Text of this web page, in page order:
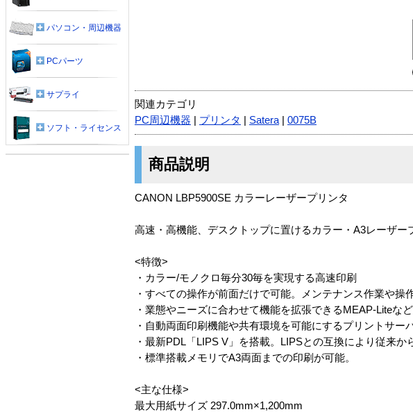
関連カテゴリ
PC周辺機器
プリンタ Satera 0075B
商品説明
CANON LBP5900SE カラーレーザープリンタ
高速・高機能、デスクトップに置けるカラー・A3レーザー
<特徴>
・カラー/モノクロ毎分30毎を実現する高速印刷
・すべての操作が前面だけで可能。メンテナンス作業や操
・業態やニーズに合わせて機能を拡張できるMEAP-Liteな
・自動両面印刷機能や共有環境を可能にするプリントサー
・最新PDL「LIPS V」を搭載。LIPSとの互換により従来
・標準搭載メモリでA3両面までの印刷が可能。
<主な仕様>
最大用紙サイズ 297.0mm×1,200mm
パソコン・周辺機器
PCパーツ
サプライ
ソフト・ライセンス